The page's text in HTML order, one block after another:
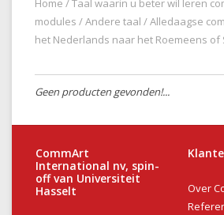
Home /Taal waarin u beter wil leren
modules /Andere taal /Alledaagse
het Nederlands naar het Roemeens of
Geen producten gevonden!...
CommArt
International nv, spin-
off van Universiteit
Hasselt
Over